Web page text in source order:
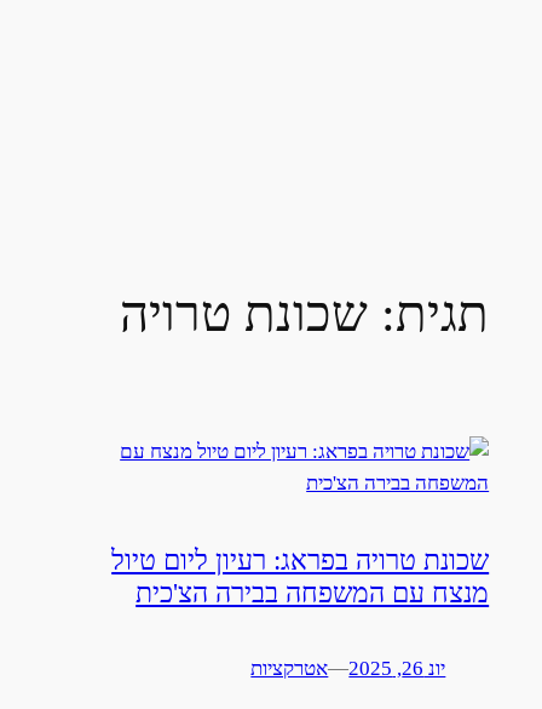
תגית: שכונת טרויה
שכונת טרויה בפראג: רעיון ליום טיול
מנצח עם המשפחה בבירה הצ'כית
יונ 26, 2025 —אטרקציות